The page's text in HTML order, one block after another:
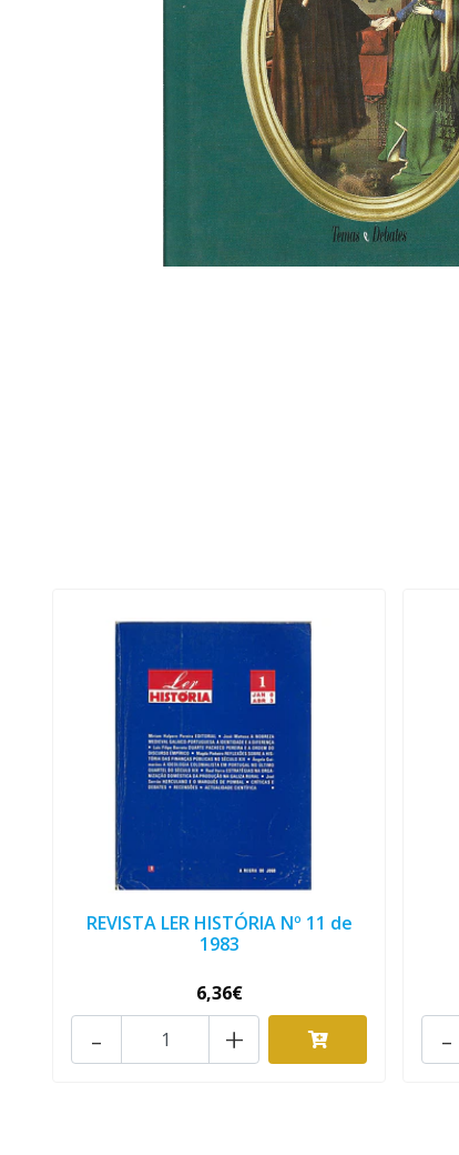
REVISTA LER HISTÓRIA Nº 11 de
1983
6,36€
+
- -